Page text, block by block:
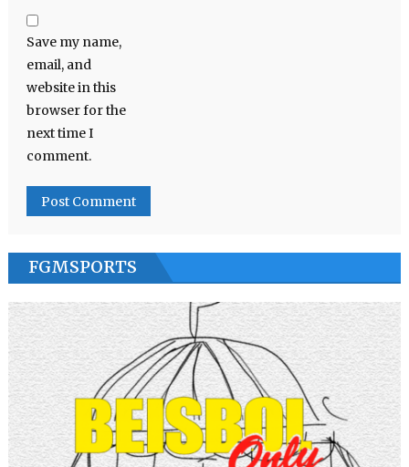
Save my name,
email, and
website in this
browser for the
next time I
comment.
FGMSPORTS